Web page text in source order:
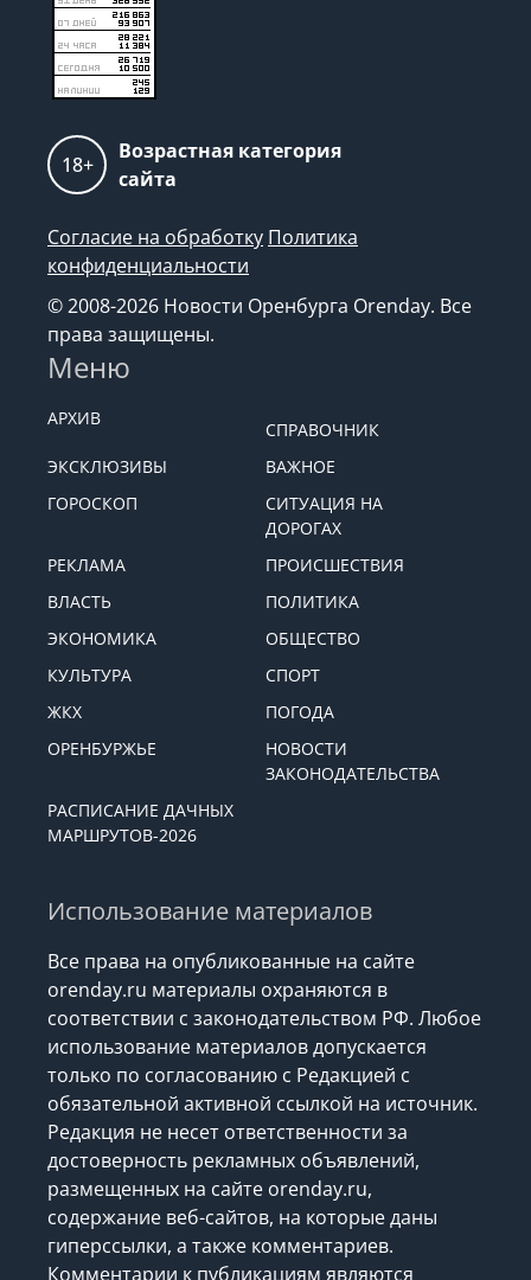
18+
Возрастная категория
сайта
Согласие на обработку Политика
конфиденциальности
© 2008-2026 Новости Оренбурга Orenday. Все
права защищены.
Меню
АРХИВ
СПРАВОЧНИК
ЭКСКЛЮЗИВЫ
ВАЖНОЕ
ГОРОСКОП
СИТУАЦИЯ НА
ДОРОГАХ
РЕКЛАМА
ПРОИСШЕСТВИЯ
ВЛАСТЬ
ПОЛИТИКА
ЭКОНОМИКА
ОБЩЕСТВО
КУЛЬТУРА
СПОРТ
ЖКХ
ПОГОДА
ОРЕНБУРЖЬЕ
НОВОСТИ
ЗАКОНОДАТЕЛЬСТВА
РАСПИСАНИЕ ДАЧНЫХ
МАРШРУТОВ-2026
Использование материалов
Все права на опубликованные на сайте
orenday.ru материалы охраняются в
соответствии с законодательством РФ. Любое
использование материалов допускается
только по согласованию с Редакцией с
обязательной активной ссылкой на источник.
Редакция не несет ответственности за
достоверность рекламных объявлений,
размещенных на сайте orenday.ru,
содержание веб-сайтов, на которые даны
гиперссылки, а также комментариев.
Комментарии к публикациям являются